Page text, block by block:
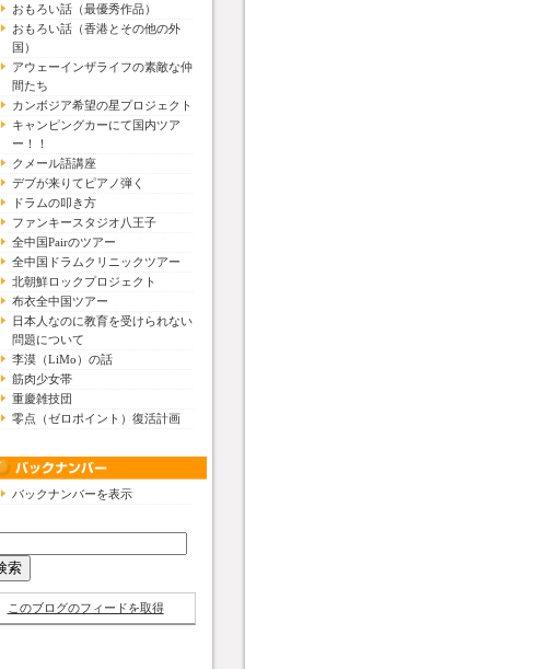
おもろい話（最優秀作品）
おもろい話（香港とその他の外
国）
アウェーインザライフの素敵な仲
間たち
カンボジア希望の星プロジェクト
キャンピングカーにて国内ツア
ー！！
クメール語講座
デブが来りてピアノ弾く
ドラムの叩き方
ファンキースタジオ八王子
全中国Pairのツアー
全中国ドラムクリニックツアー
北朝鮮ロックプロジェクト
布衣全中国ツアー
日本人なのに教育を受けられない
問題について
李漠（LiMo）の話
筋肉少女帯
重慶雑技団
零点（ゼロポイント）復活計画
バックナンバーを表示
このブログのフィードを取得